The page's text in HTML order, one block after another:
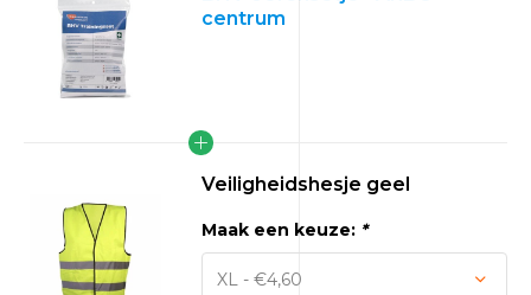
centrum
Veiligheidshesje geel
Maak een keuze: *